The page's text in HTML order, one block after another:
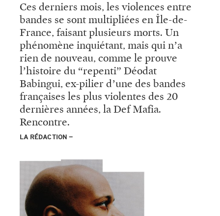
Ces derniers mois, les violences entre
bandes se sont multipliées en Île-de-
France, faisant plusieurs morts. Un
phénomène inquiétant, mais qui n’a
rien de nouveau, comme le prouve
l’histoire du “repenti” Déodat
Babingui, ex-pilier d’une des bandes
françaises les plus violentes des 20
dernières années, la Def Mafia.
Rencontre.
LA RÉDACTION